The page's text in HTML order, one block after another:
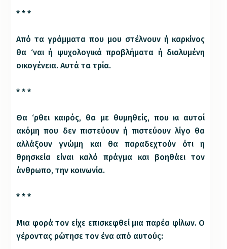
* * *
Από τα γράμματα που μου στέλνουν ή καρκίνος
θα ‘ναι ή ψυχολογικά προβλήματα ή διαλυμένη
οικογένεια. Αυτά τα τρία.
* * *
Θα ‘ρθει καιρός, θα με θυμηθείς, που κι αυτοί
ακόμη που δεν πιστεύουν ή πιστεύουν λίγο θα
αλλάξουν γνώμη και θα παραδεχτούν ότι η
θρησκεία είναι καλό πράγμα και βοηθάει τον
άνθρωπο, την κοινωνία.
* * *
Μια φορά τον είχε επισκεφθεί μια παρέα φίλων. Ο
γέροντας ρώτησε τον ένα από αυτούς: